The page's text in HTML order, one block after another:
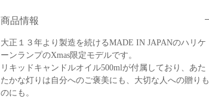
商品情報
大正１３年より製造を続けるMADE IN JAPANのハリケ
ーンランプのXmas限定モデルです。
リキッドキャンドルオイル500mlが付属しており、あた
たかな灯りは自分へのご褒美にも、大切な人への贈りも
のにも。